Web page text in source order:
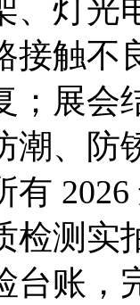
、灯光
接触不
；展会
潮、防
有
检测实
台账，